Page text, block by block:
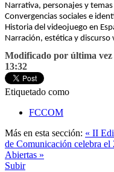
Narrativa, personajes y
Convergencias sociales e
Historia del videojuego en
Narración, estética y discurso
Modificado por última vez
13:32
Etiquetado como
FCCOM
Más en esta sección: « II
de Comunicación celebra el
Abiertas »
Subir